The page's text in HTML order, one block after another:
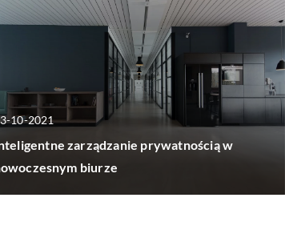
10-2021
zarządzanie prywatnością w
biurze